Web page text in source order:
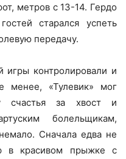
метров с 13-14. Гердо
старался успеть
передачу.
игры контролировали и
«Тулевик» мог
счастья за хвост и
болельщикам,
Сначала едва не
в красивом прыжке с